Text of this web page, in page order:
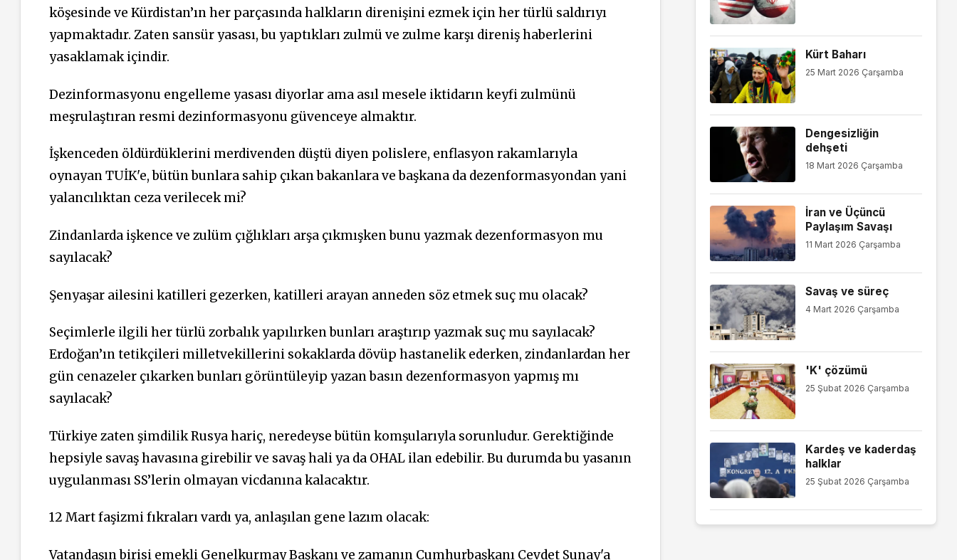
köşesinde ve Kürdistan’ın her parçasında halkların direnişini ezmek için her türlü saldırıyı
yapmaktadır. Zaten sansür yasası, bu yaptıkları zulmü ve zulme karşı direniş haberlerini
yasaklamak içindir.
Dezinformasyonu engelleme yasası diyorlar ama asıl mesele iktidarın keyfi zulmünü
meşrulaştıran resmi dezinformasyonu güvenceye almaktır.
İşkenceden öldürdüklerini merdivenden düştü diyen polislere, enflasyon rakamlarıyla
oynayan TUİK'e, bütün bunlara sahip çıkan bakanlara ve başkana da dezenformasyondan yani
yalancılıktan ceza verilecek mi?
Zindanlarda işkence ve zulüm çığlıkları arşa çıkmışken bunu yazmak dezenformasyon mu
sayılacak?
Şenyaşar ailesini katilleri gezerken, katilleri arayan anneden söz etmek suç mu olacak?
Seçimlerle ilgili her türlü zorbalık yapılırken bunları araştırıp yazmak suç mu sayılacak?
Erdoğan’ın tetikçileri milletvekillerini sokaklarda dövüp hastanelik ederken, zindanlardan her
gün cenazeler çıkarken bunları görüntüleyip yazan basın dezenformasyon yapmış mı
sayılacak?
Türkiye zaten şimdilik Rusya hariç, neredeyse bütün komşularıyla sorunludur. Gerektiğinde
hepsiyle savaş havasına girebilir ve savaş hali ya da OHAL ilan edebilir. Bu durumda bu yasanın
uygulanması SS’lerin olmayan vicdanına kalacaktır.
12 Mart faşizmi fıkraları vardı ya, anlaşılan gene lazım olacak:
Vatandaşın birisi emekli Genelkurmay Başkanı ve zamanın Cumhurbaşkanı Cevdet Sunay'a
Kürt Baharı
25 Mart 2026 Çarşamba
Dengesizliğin
dehşeti
18 Mart 2026 Çarşamba
İran ve Üçüncü
Paylaşım Savaşı
11 Mart 2026 Çarşamba
Savaş ve süreç
4 Mart 2026 Çarşamba
'K' çözümü
25 Şubat 2026 Çarşamba
Kardeş ve kaderdaş
halklar
25 Şubat 2026 Çarşamba